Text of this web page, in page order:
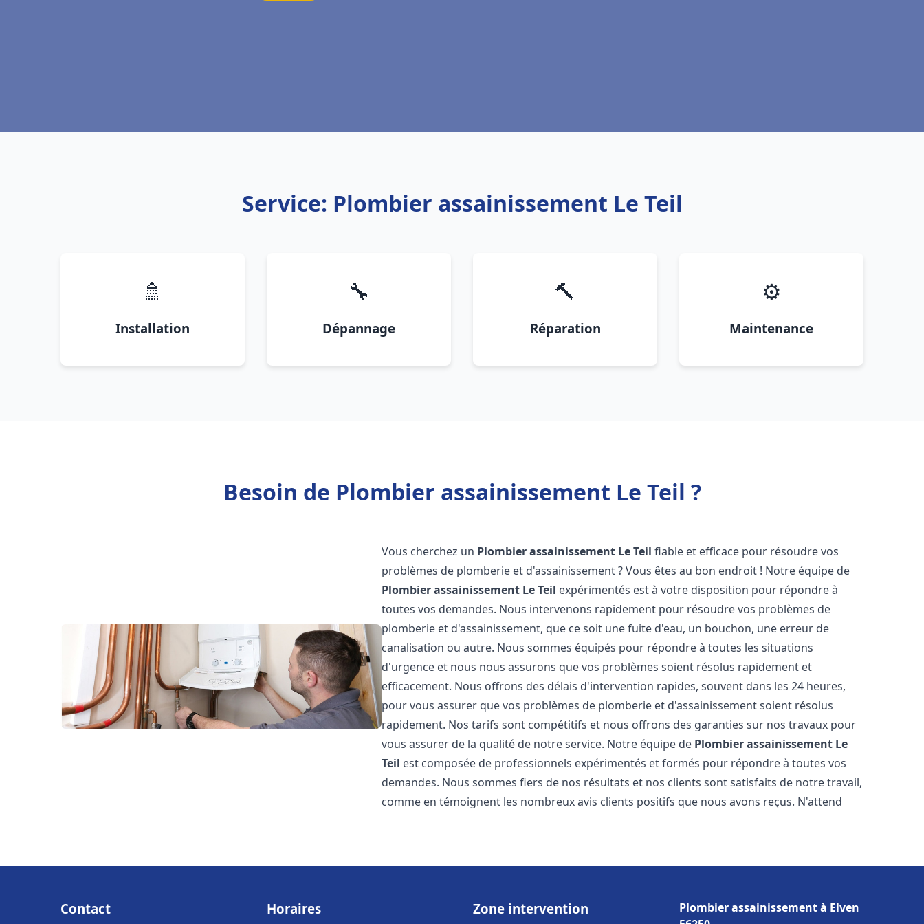
Service: Plombier assainissement Le Teil
🚿
Installation
🔧
Dépannage
🔨
Réparation
⚙️
Maintenance
Besoin de Plombier assainissement Le Teil ?
Vous cherchez un Plombier assainissement Le Teil fiable et efficace pour résoudre vos
problèmes de plomberie et d'assainissement ? Vous êtes au bon endroit ! Notre équipe de
Plombier assainissement Le Teil expérimentés est à votre disposition pour répondre à
toutes vos demandes. Nous intervenons rapidement pour résoudre vos problèmes de
plomberie et d'assainissement, que ce soit une fuite d'eau, un bouchon, une erreur de
canalisation ou autre. Nous sommes équipés pour répondre à toutes les situations
d'urgence et nous nous assurons que vos problèmes soient résolus rapidement et
efficacement. Nous offrons des délais d'intervention rapides, souvent dans les 24 heures,
pour vous assurer que vos problèmes de plomberie et d'assainissement soient résolus
rapidement. Nos tarifs sont compétitifs et nous offrons des garanties sur nos travaux pour
vous assurer de la qualité de notre service. Notre équipe de Plombier assainissement Le
Teil est composée de professionnels expérimentés et formés pour répondre à toutes vos
demandes. Nous sommes fiers de nos résultats et nos clients sont satisfaits de notre travail,
comme en témoignent les nombreux avis clients positifs que nous avons reçus. N'attend
Contact Horaires Zone intervention
Plombier assainissement à Elven